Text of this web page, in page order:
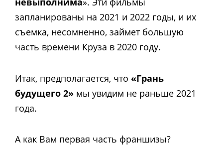
запланированы на 2021 и 2022 годы, и их
съемка, несомненно, займет большую
часть времени Круза в 2020 году.
Итак, предполагается, что «Грань
будущего 2» мы увидим не раньше 2021
года.
А как Вам первая часть франшизы?